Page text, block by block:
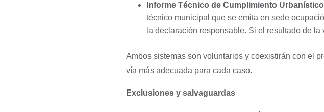
Informe Técnico de Cumplimiento
técnico municipal que se emita en sede
la declaración responsable. Si el resultado de
Ambos sistemas son voluntarios y coexistirán con el
vía más adecuada para cada caso.
Exclusiones y salvaguardas